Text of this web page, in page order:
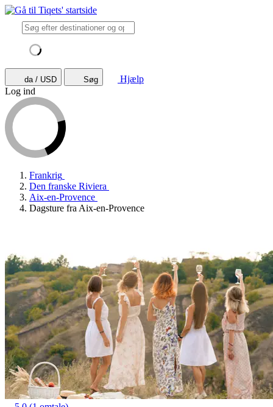
da / USD Søg
Hjælp
Log ind
Frankrig
Den franske Riviera
Aix-en-Provence
Dagsture fra Aix-en-Provence